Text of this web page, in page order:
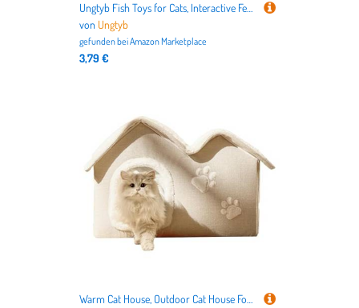
Ungtyb Fish Toys for Cats, Interactive Feather Teaser, Colorful Entertainment Accessories with Eye-Catching Feathers Keeping Cats Entertained for Exercising and Playing, 7.48 Inches
von Ungtyb
gefunden beiAmazon Marketplace
3,79 €
Warm Cat House, Outdoor Cat House For Winter, Cat Hideouts For Indoor Cats, Cat Bed Cave, Non-Slip Cat House, Warm Cat House For Winter, Small Cat House, Cozy Cat Bed For Winter, Heated Cat